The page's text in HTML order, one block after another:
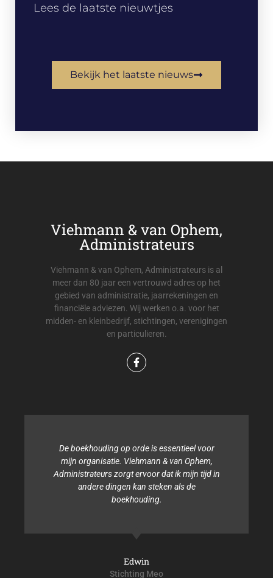
Lees de laatste nieuwtjes
Bekijk het laatste nieuws
Viehmann & van Ophem,
Administrateurs
Viehmann & van Ophem, Administrateurs is al
meer dan 80 jaar een vertrouwd adres op het
gebied van administratie, jaarrekeningen en
financiële adviezen. Wij werken o.a. voor het
midden- en kleinbedrijf, stichtingen, verenigingen
en particulieren.
De boekhouding op orde is essentieel voor
mijn organisatie. Viehmann & van Ophem,
Administrateurs zorgt ervoor dat ik mijn tijd in
andere dingen kan steken als de
boekhouding.
Edwin
Stichting Meo